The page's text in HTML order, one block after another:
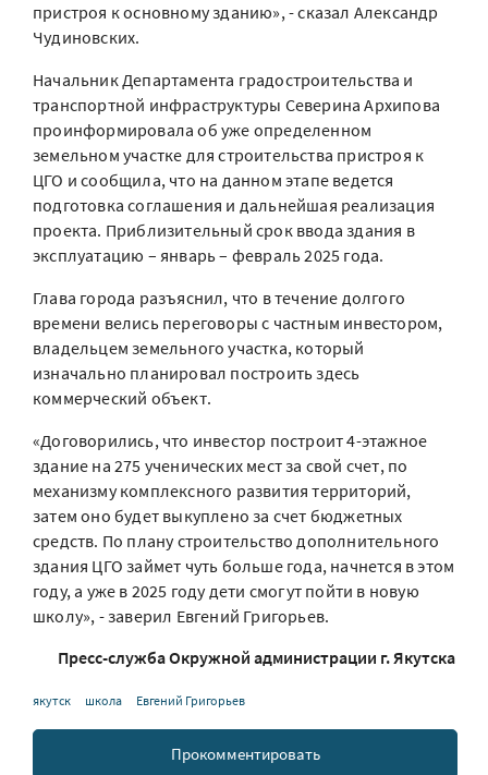
пристроя к основному зданию», - сказал Александр
Чудиновских.
Начальник Департамента градостроительства и
транспортной инфраструктуры Северина Архипова
проинформировала об уже определенном
земельном участке для строительства пристроя к
ЦГО и сообщила, что на данном этапе ведется
подготовка соглашения и дальнейшая реализация
проекта. Приблизительный срок ввода здания в
эксплуатацию – январь – февраль 2025 года.
Глава города разъяснил, что в течение долгого
времени велись переговоры с частным инвестором,
владельцем земельного участка, который
изначально планировал построить здесь
коммерческий объект.
«Договорились, что инвестор построит 4-этажное
здание на 275 ученических мест за свой счет, по
механизму комплексного развития территорий,
затем оно будет выкуплено за счет бюджетных
средств. По плану строительство дополнительного
здания ЦГО займет чуть больше года, начнется в этом
году, а уже в 2025 году дети смогут пойти в новую
школу», - заверил Евгений Григорьев.
Пресс-служба Окружной администрации г. Якутска
якутск школа Евгений Григорьев
Прокомментировать